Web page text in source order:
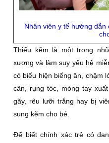
Nhân viên y tế hướng
Thiếu kẽm là một trong
xương và làm suy yếu hệ
có biểu hiện biếng ăn, chậm
cân, rụng tóc, móng tay
gãy, rêu lưỡi trắng hay bị
sung kẽm cho bé.
Ðể biết chính xác trẻ có